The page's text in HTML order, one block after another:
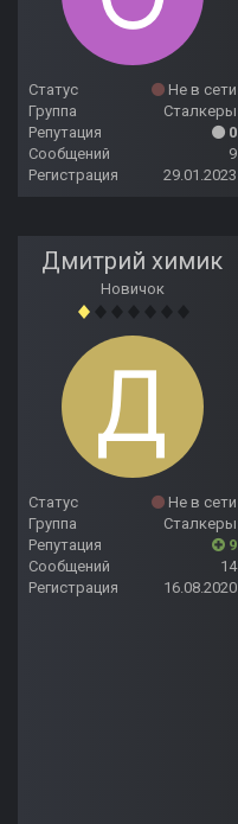
Статус
Не в сети
Группа
Сталкеры
Репутация
0
Сообщений
9
Регистрация
29.01.2023
Дмитрий химик
Новичок
Статус
Не в сети
Группа
Сталкеры
Репутация
9
Сообщений
14
Регистрация
16.08.2020